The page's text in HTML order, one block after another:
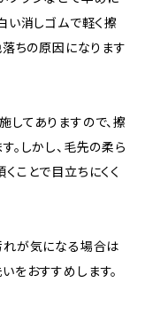
い消しゴムで軽く擦
落ちの原因になります
してありますので、擦
。しかし、毛先の柔ら
ことで目立ちにくく
れが気になる場合は
をおすすめします。